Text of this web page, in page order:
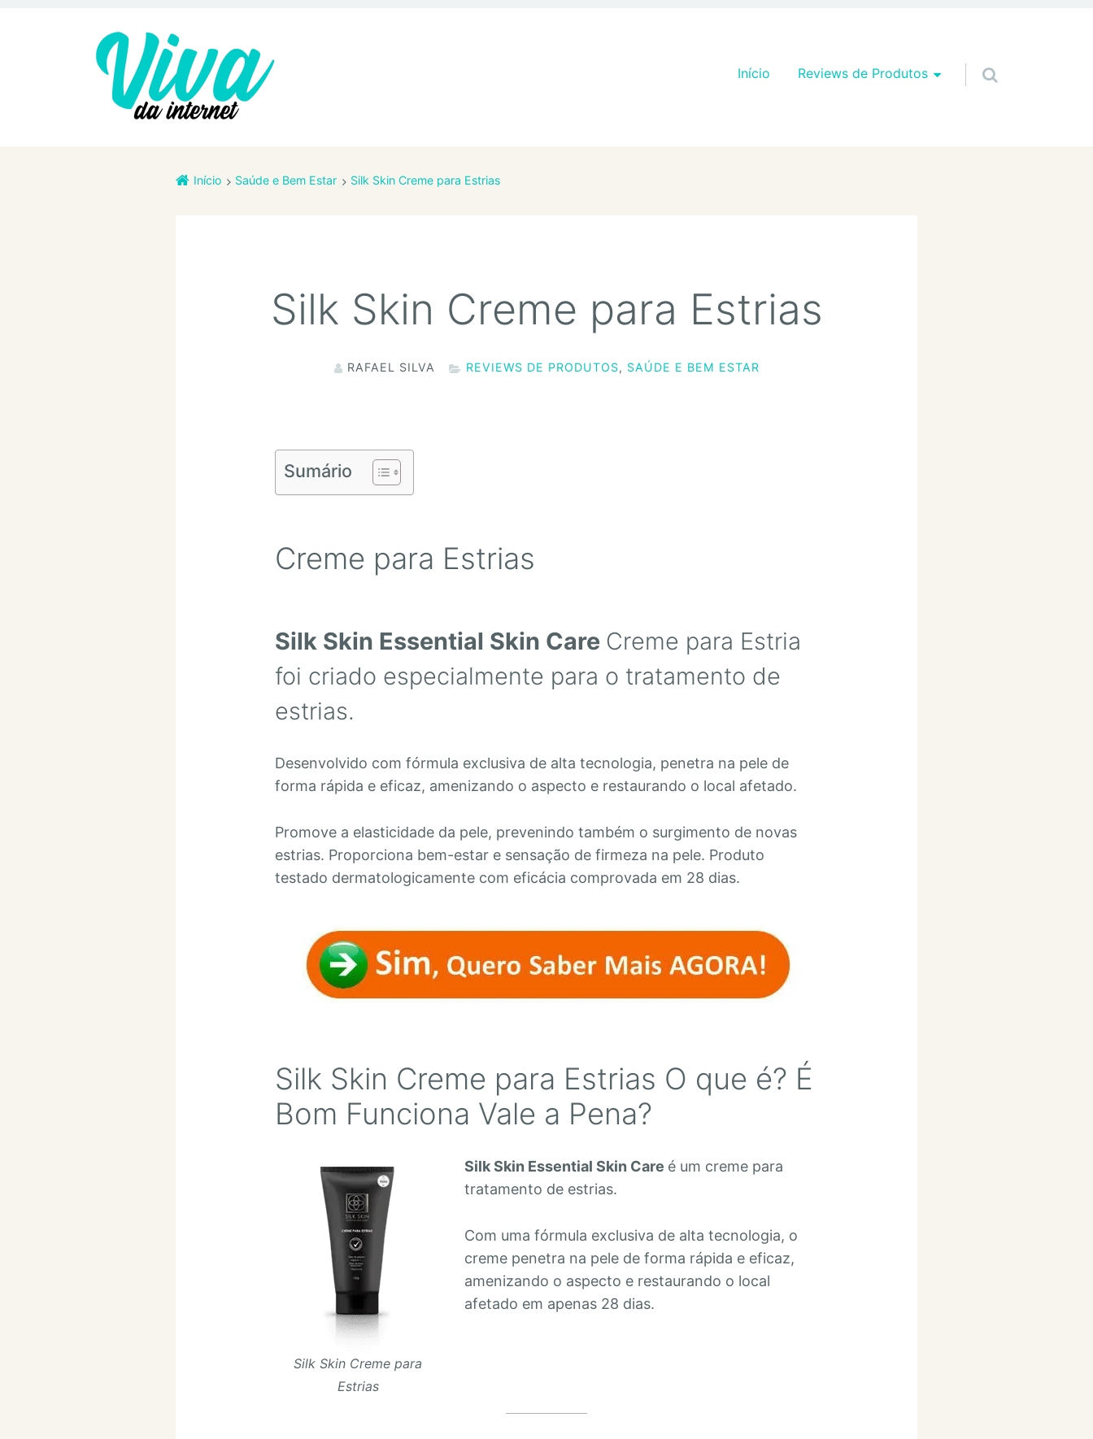
Pular para o conteúdo
Início Reviews de Produtos
Início Saúde e Bem Estar Silk Skin Creme para Estrias
Silk Skin Creme para Estrias
RAFAEL SILVA REVIEWS DE PRODUTOS, SAÚDE E BEM ESTAR
Sumário
Creme para Estrias
Silk Skin Essential Skin Care Creme para Estria
foi criado especialmente para o tratamento de
estrias.
Desenvolvido com fórmula exclusiva de alta tecnologia, penetra na pele de
forma rápida e eficaz, amenizando o aspecto e restaurando o local afetado.
Promove a elasticidade da pele, prevenindo também o surgimento de novas
estrias. Proporciona bem-estar e sensação de firmeza na pele. Produto
testado dermatologicamente com eficácia comprovada em 28 dias.
Silk Skin Creme para Estrias O que é? É
Bom Funciona Vale a Pena?
Silk Skin Creme para
Estrias
Silk Skin Essential Skin Care é um creme para
tratamento de estrias.
Com uma fórmula exclusiva de alta tecnologia, o
creme penetra na pele de forma rápida e eficaz,
amenizando o aspecto e restaurando o local
afetado em apenas 28 dias.